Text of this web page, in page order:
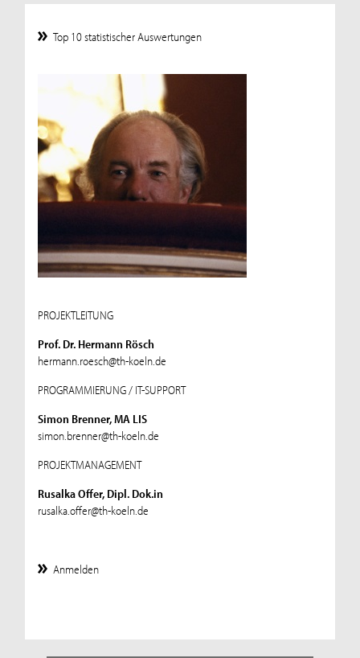
Top 10 statistischer Auswertungen
PROJEKTLEITUNG
Prof. Dr. Hermann Rösch
hermann.roesch@th-koeln.de
PROGRAMMIERUNG / IT-SUPPORT
Simon Brenner, MA LIS
simon.brenner@th-koeln.de
PROJEKTMANAGEMENT
Rusalka Offer, Dipl. Dok.in
rusalka.offer@th-koeln.de
Anmelden